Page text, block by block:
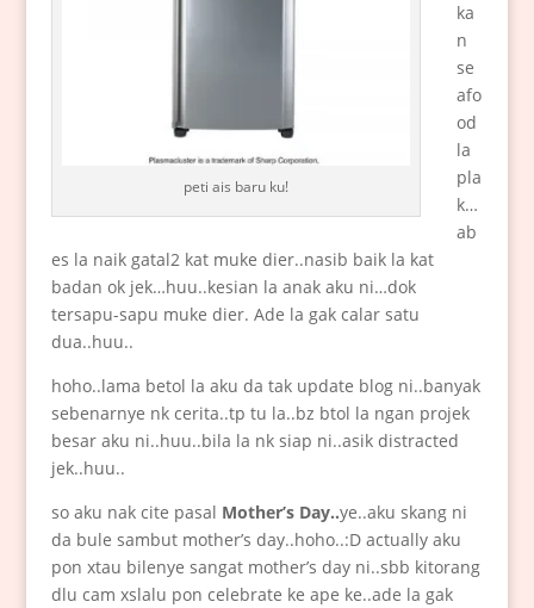
peti ais baru ku!
ka
n
se
afo
od
la
pla
k…
ab
es la naik gatal2 kat muke dier..nasib baik la kat
badan ok jek…huu..kesian la anak aku ni…dok
tersapu-sapu muke dier. Ade la gak calar satu
dua..huu..
hoho..lama betol la aku da tak update blog ni..banyak
sebenarnye nk cerita..tp tu la..bz btol la ngan projek
besar aku ni..huu..bila la nk siap ni..asik distracted
jek..huu..
so aku nak cite pasal Mother’s Day..ye..aku skang ni
da bule sambut mother’s day..hoho..:D actually aku
pon xtau bilenye sangat mother’s day ni..sbb kitorang
dlu cam xslalu pon celebrate ke ape ke..ade la gak